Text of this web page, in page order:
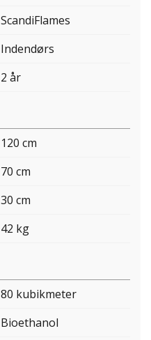
ScandiFlames
Indendørs
2 år
120 cm
70 cm
30 cm
42 kg
80 kubikmeter
Bioethanol